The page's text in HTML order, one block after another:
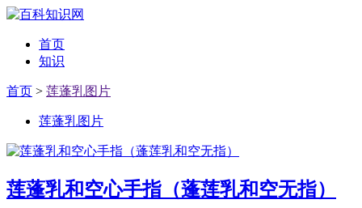
首页
知识
首页 > 莲蓬乳图片
莲蓬乳图片
莲蓬乳和空心手指（蓬莲乳和空无指）